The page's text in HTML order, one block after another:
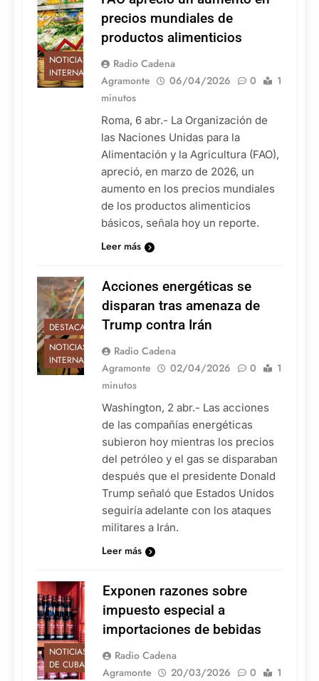
NOTICIAS
INTERNACIONALES
precios mundiales de
productos alimenticios
Radio Cadena
Agramonte
06/04/2026 0
1
minutos
Roma, 6 abr.- La Organización de
las Naciones Unidas para la
Alimentación y la Agricultura (FAO),
apreció, en marzo de 2026, un
aumento en los precios mundiales
de los productos alimenticios
básicos, señala hoy un reporte.
Leer más
DESTACADAS
NOTICIAS
INTERNACIONALES
Acciones energéticas se
disparan tras amenaza de
Trump contra Irán
Radio Cadena
Agramonte
02/04/2026 0
1
minutos
Washington, 2 abr.- Las acciones
de las compañías energéticas
subieron hoy mientras los precios
del petróleo y el gas se disparaban
después que el presidente Donald
Trump señaló que Estados Unidos
seguiría adelante con los ataques
militares a Irán.
Leer más
NOTICIAS
DE CUBA
Exponen razones sobre
impuesto especial a
importaciones de bebidas
Radio Cadena
Agramonte
20/03/2026 0
1